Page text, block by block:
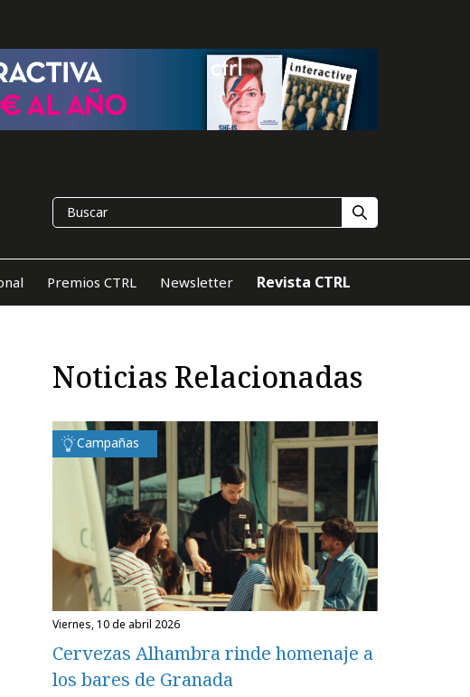
Premios CTRL Newsletter Revista CTRL
Noticias Relacionadas
Campañas
viernes, 10 de abril 2026
Cervezas Alhambra rinde homenaje a
los bares de Granada